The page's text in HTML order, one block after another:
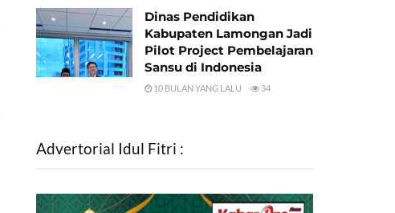
Dinas Pendidikan
Kabupaten Lamongan Jadi
Pilot Project Pembelajaran
Sansu di Indonesia
10 BULAN YANG LALU 34
Advertorial Idul Fitri :